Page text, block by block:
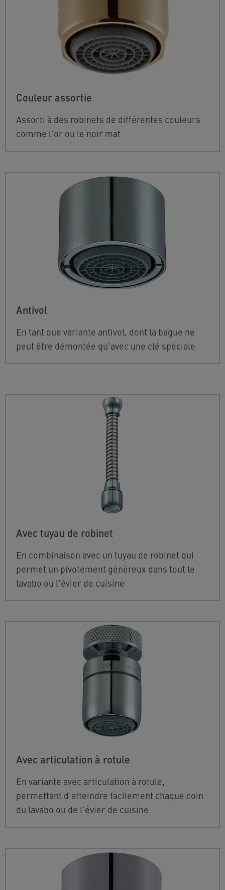
Couleur assortie
Assorti à des robinets de différentes couleurs
comme l'or ou le noir mat
Antivol
En tant que variante antivol, dont la bague ne
peut être démontée qu'avec une clé spéciale
Avec tuyau de robinet
En combinaison avec un tuyau de robinet qui
permet un pivotement généreux dans tout le
lavabo ou l'évier de cuisine
Avec articulation à rotule
En variante avec articulation à rotule,
permettant d'atteindre facilement chaque coin
du lavabo ou de l'évier de cuisine